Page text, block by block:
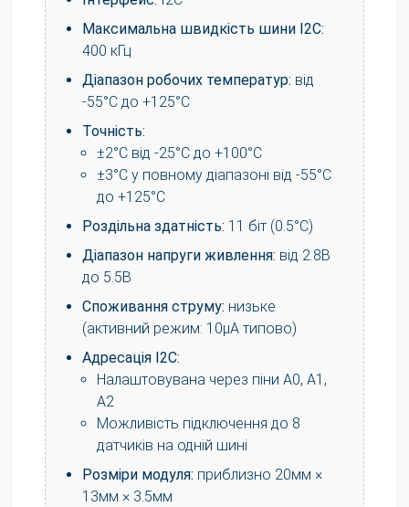
Максимальна швидкість шини I2C:
400 кГц
Діапазон робочих температур: від
-55°C до +125°C
Точність:
±2°C від -25°C до +100°C
±3°C у повному діапазоні від -55°C
до +125°C
Роздільна здатність: 11 біт (0.5°C)
Діапазон напруги живлення: від 2.8В
до 5.5В
Споживання струму: низьке
(активний режим: 10μA типово)
Адресація I2C:
Налаштовувана через піни A0, A1,
A2
Можливість підключення до 8
датчиків на одній шині
Розміри модуля: приблизно 20мм ×
13мм × 3.5мм